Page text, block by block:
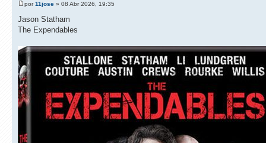
por11jose » 08 Abr 2026, 19:35
Jason Statham
The Expendables